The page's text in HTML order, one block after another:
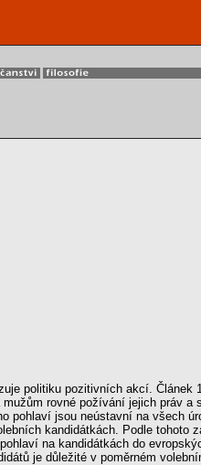
politiku pozitivních akcí.
rovné požívání jejich práv
pohlaví jsou neústavní na všech
kandidátkách. Podle
na kandidátkách do
je důležité v poměrném